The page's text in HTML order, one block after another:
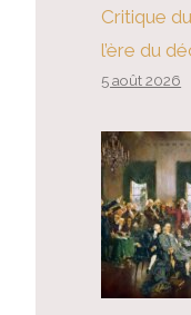
Critique
l’ère du
5 août 2026